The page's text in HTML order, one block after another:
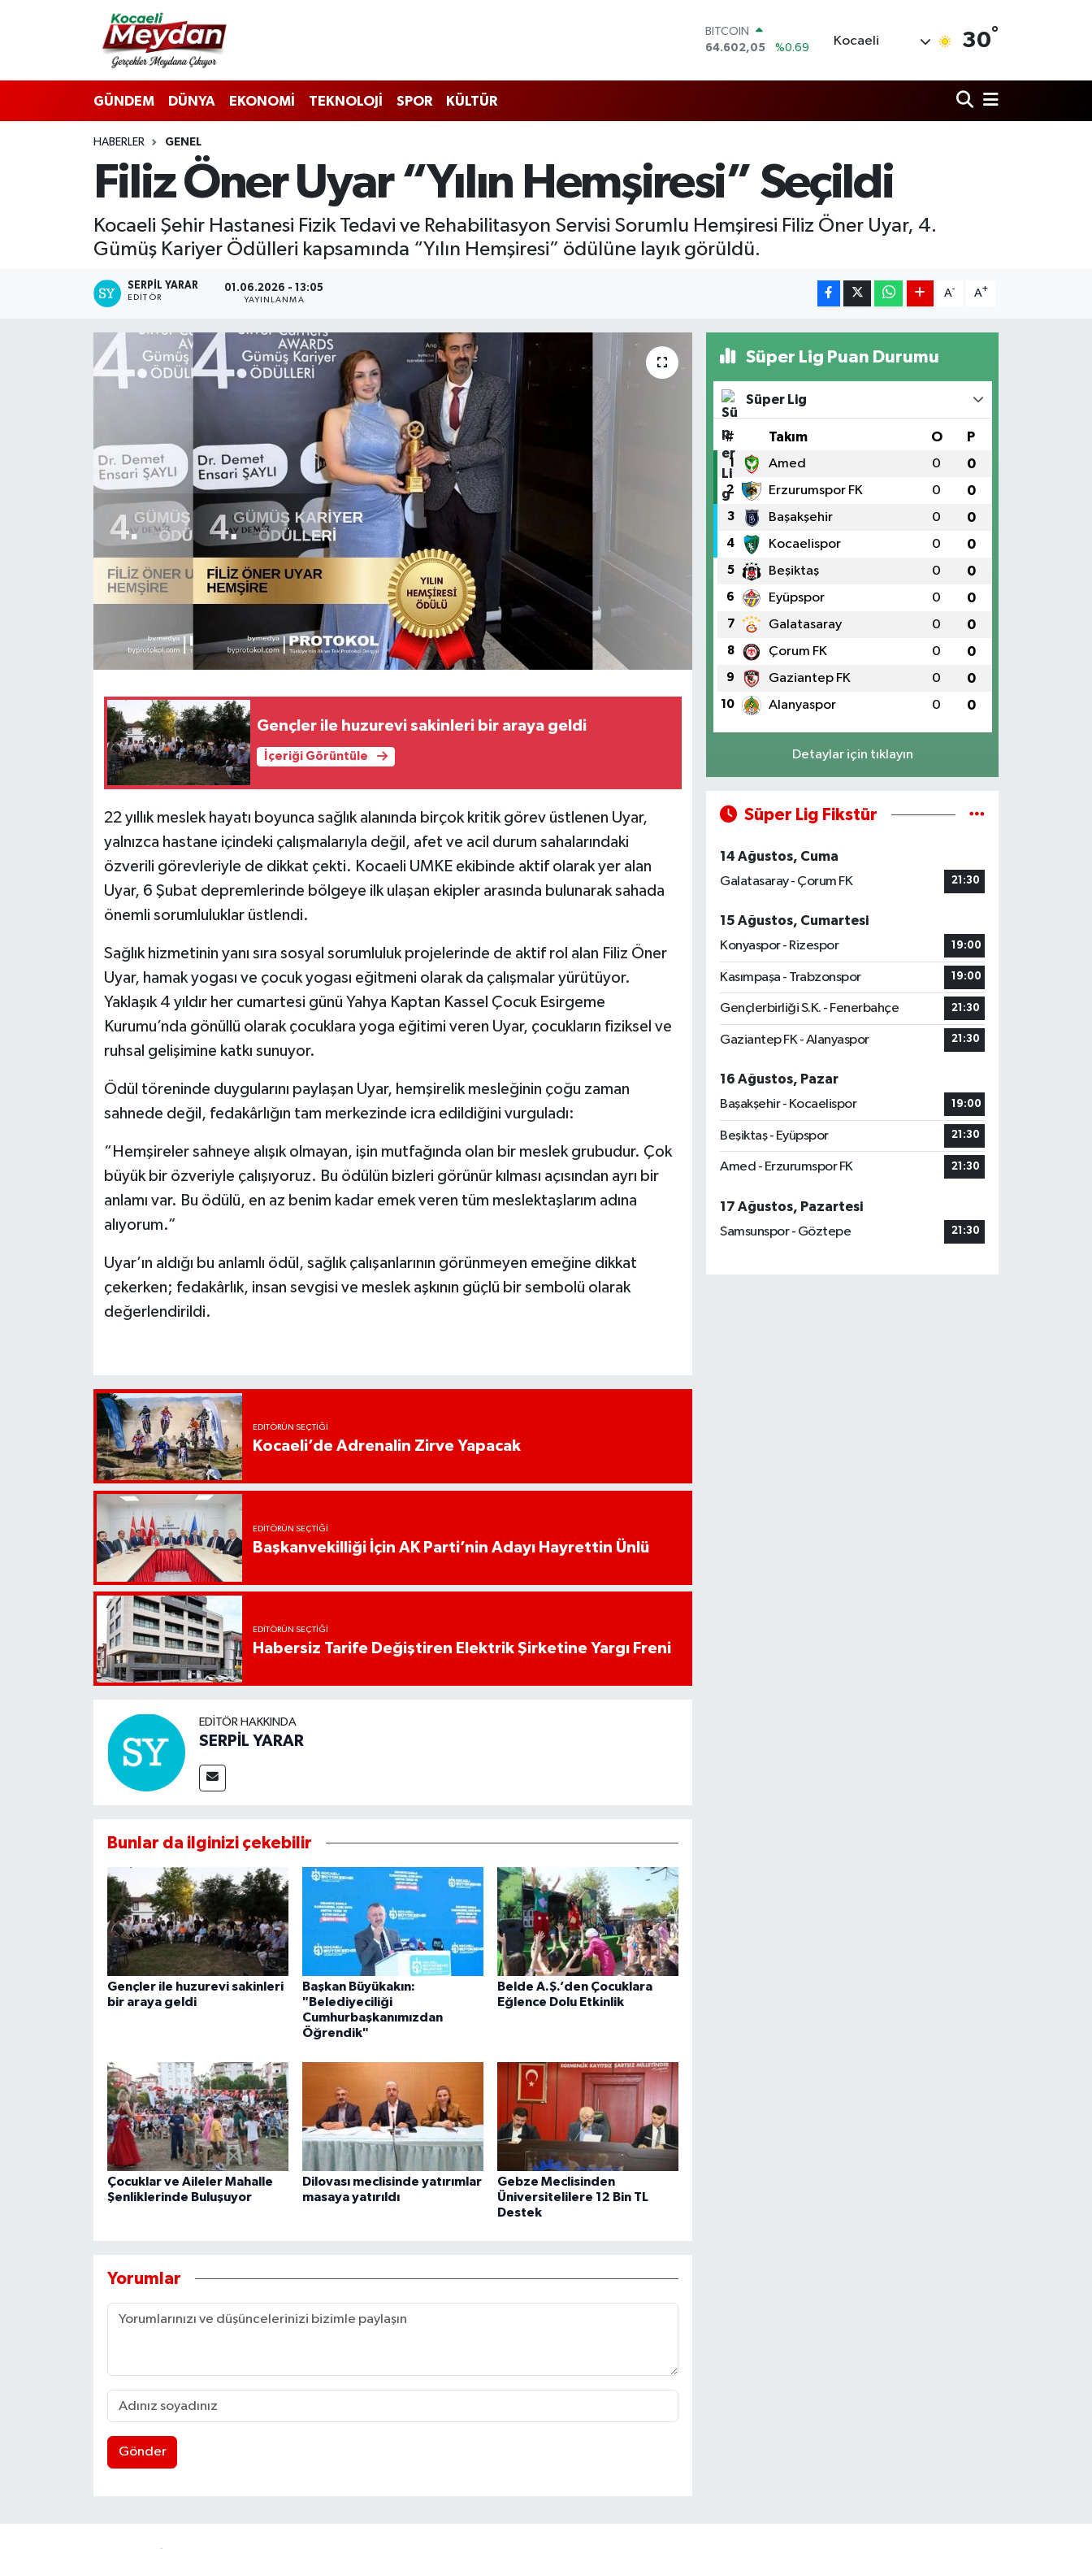
64.602,05
DOLAR
EURO
6513.94
%0.32
BİST100
13.768
%48
Kocaeli 30°
GÜNDEM DÜNYA EKONOMİ TEKNOLOJİ SPOR KÜLTÜR
HABERLER GENEL
Filiz Öner Uyar “Yılın Hemşiresi” Seçildi
Kocaeli Şehir Hastanesi Fizik Tedavi ve Rehabilitasyon Servisi Sorumlu Hemşiresi Filiz Öner Uyar, 4.
Gümüş Kariyer Ödülleri kapsamında “Yılın Hemşiresi” ödülüne layık görüldü.
SERPİL YARAR
EDITÖR
01.06.2026 - 13:05
YAYINLANMA
A- A+
Gençler ile huzurevi sakinleri bir araya geldi
İçeriği Görüntüle
22 yıllık meslek hayatı boyunca sağlık alanında birçok kritik görev üstlenen Uyar,
yalnızca hastane içindeki çalışmalarıyla değil, afet ve acil durum sahalarındaki
özverili görevleriyle de dikkat çekti. Kocaeli UMKE ekibinde aktif olarak yer alan
Uyar, 6 Şubat depremlerinde bölgeye ilk ulaşan ekipler arasında bulunarak sahada
önemli sorumluluklar üstlendi.
Sağlık hizmetinin yanı sıra sosyal sorumluluk projelerinde de aktif rol alan Filiz Öner
Uyar, hamak yogası ve çocuk yogası eğitmeni olarak da çalışmalar yürütüyor.
Yaklaşık 4 yıldır her cumartesi günü Yahya Kaptan Kassel Çocuk Esirgeme
Kurumu’nda gönüllü olarak çocuklara yoga eğitimi veren Uyar, çocukların fiziksel ve
ruhsal gelişimine katkı sunuyor.
Ödül töreninde duygularını paylaşan Uyar, hemşirelik mesleğinin çoğu zaman
sahnede değil, fedakârlığın tam merkezinde icra edildiğini vurguladı:
“Hemşireler sahneye alışık olmayan, işin mutfağında olan bir meslek grubudur. Çok
büyük bir özveriyle çalışıyoruz. Bu ödülün bizleri görünür kılması açısından ayrı bir
anlamı var. Bu ödülü, en az benim kadar emek veren tüm meslektaşlarım adına
alıyorum.”
Uyar’ın aldığı bu anlamlı ödül, sağlık çalışanlarının görünmeyen emeğine dikkat
çekerken; fedakârlık, insan sevgisi ve meslek aşkının güçlü bir sembolü olarak
değerlendirildi.
EDITÖRÜN SEÇTIĞI
Kocaeli’de Adrenalin Zirve Yapacak
EDITÖRÜN SEÇTIĞI
Başkanvekilliği İçin AK Parti’nin Adayı Hayrettin Ünlü
EDITÖRÜN SEÇTIĞI
Habersiz Tarife Değiştiren Elektrik Şirketine Yargı Freni
EDITÖR HAKKINDA
SERPİL YARAR
Bunlar da ilginizi çekebilir
Gençler ile huzurevi sakinleri
bir araya geldi
Başkan Büyükakın:
"Belediyeciliği
Cumhurbaşkanımızdan
Öğrendik"
Belde A.Ş.’den Çocuklara
Eğlence Dolu Etkinlik
Çocuklar ve Aileler Mahalle
Şenliklerinde Buluşuyor
Dilovası meclisinde yatırımlar
masaya yatırıldı
Gebze Meclisinden
Üniversitelilere 12 Bin TL
Destek
Yorumlar
Gönder
Süper Lig Puan Durumu
Süper Lig
# Takım O P
1 Amed 0 0
2 Erzurumspor FK 0 0
3 Başakşehir 0 0
4 Kocaelispor 0 0
5 Beşiktaş 0 0
6 Eyüpspor 0 0
7 Galatasaray 0 0
8 Çorum FK 0 0
9 Gaziantep FK 0 0
10 Alanyaspor 0 0
Detaylar için tıklayın
Süper Lig Fikstür
14 Ağustos, Cuma
Galatasaray - Çorum FK
21:30
15 Ağustos, Cumartesi
Konyaspor - Rizespor
19:00
Kasımpaşa - Trabzonspor 19:00
Gençlerbirliği S.K. - Fenerbahçe 21:30
Gaziantep FK - Alanyaspor 21:30
16 Ağustos, Pazar
Başakşehir - Kocaelispor
19:00
Beşiktaş - Eyüpspor 21:30
Amed - Erzurumspor FK 21:30
17 Ağustos, Pazartesi
Samsunspor - Göztepe
21:30
Nöbetçi Eczaneler
Hava Durumu
Trafik Durumu
Süper Lig Puan Durumu ve Fikstür
Tüm Manşetler
Haber Arşivi